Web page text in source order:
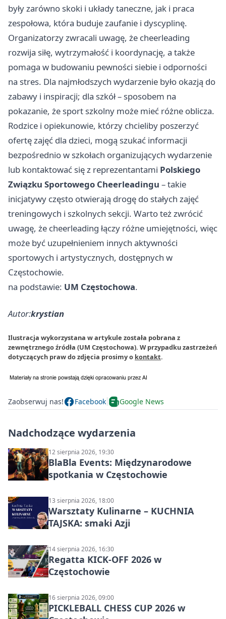
były zarówno skoki i układy taneczne, jak i praca
zespołowa, która buduje zaufanie i dyscyplinę.
Organizatorzy zwracali uwagę, że cheerleading
rozwija siłę, wytrzymałość i koordynację, a także
pomaga w budowaniu pewności siebie i odporności
na stres. Dla najmłodszych wydarzenie było okazją do
zabawy i inspiracji; dla szkół – sposobem na
pokazanie, że sport szkolny może mieć różne oblicza.
Rodzice i opiekunowie, którzy chcieliby poszerzyć
ofertę zajęć dla dzieci, mogą szukać informacji
bezpośrednio w szkołach organizujących wydarzenie
lub kontaktować się z reprezentantami Polskiego
Związku Sportowego Cheerleadingu – takie
inicjatywy często otwierają drogę do stałych zajęć
treningowych i szkolnych sekcji. Warto też zwrócić
uwagę, że cheerleading łączy różne umiejętności, więc
może być uzupełnieniem innych aktywności
sportowych i artystycznych, dostępnych w
Częstochowie.
na podstawie: UM Częstochowa.
Autor:krystian
Ilustracja wykorzystana w artykule została pobrana z
zewnętrznego źródła (UM Częstochowa). W przypadku zastrzeżeń
dotyczących praw do zdjęcia prosimy o kontakt.
Zaobserwuj nas! Facebook Google News
Nadchodzące wydarzenia
12 sierpnia 2026, 19:30
BlaBla Events: Międzynarodowe
spotkania w Częstochowie
13 sierpnia 2026, 18:00
Warsztaty Kulinarne – KUCHNIA
TAJSKA: smaki Azji
14 sierpnia 2026, 16:30
Regatta KICK-OFF 2026 w
Częstochowie
16 sierpnia 2026, 09:00
PICKLEBALL CHESS CUP 2026 w